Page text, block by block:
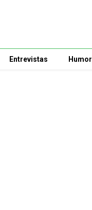
Entrevistas Humor